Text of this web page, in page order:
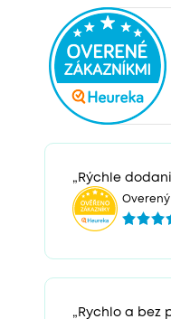
„Rýchle
„Rychlo a bez